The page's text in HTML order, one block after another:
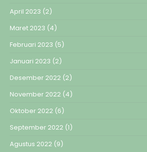
April 2023 (2)
Maret 2023 (4)
Februari 2023 (5)
Januari 2023 (2)
Desember 2022 (2)
November 2022 (4)
Oktober 2022 (6)
September 2022 (1)
Agustus 2022 (9)